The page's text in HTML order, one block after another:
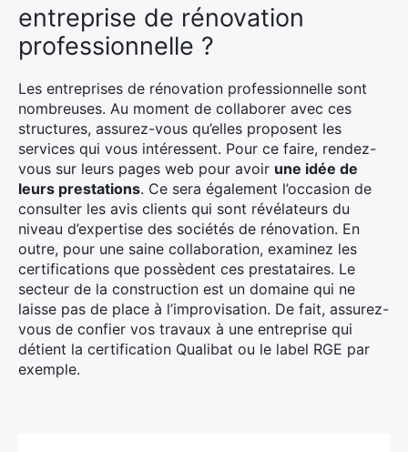
entreprise de rénovation
professionnelle ?
Les entreprises de rénovation professionnelle sont
nombreuses. Au moment de collaborer avec ces
structures, assurez-vous qu’elles proposent les
services qui vous intéressent. Pour ce faire, rendez-
vous sur leurs pages web pour avoir une idée de
leurs prestations. Ce sera également l’occasion de
consulter les avis clients qui sont révélateurs du
niveau d’expertise des sociétés de rénovation. En
outre, pour une saine collaboration, examinez les
certifications que possèdent ces prestataires. Le
secteur de la construction est un domaine qui ne
laisse pas de place à l’improvisation. De fait, assurez-
vous de confier vos travaux à une entreprise qui
détient la certification Qualibat ou le label RGE par
exemple.